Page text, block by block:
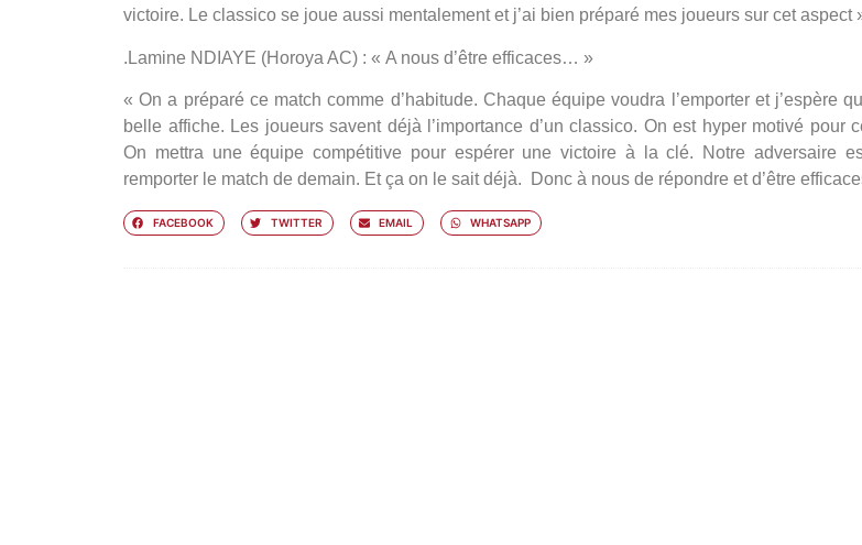
victoire. Le classico se joue aussi mentalement et j’ai bien préparé mes joueurs sur cet aspect
. Lamine NDIAYE (Horoya AC) : « A nous d’être efficaces… »
« On a préparé ce match comme d’habitude. Chaque équipe voudra l’emporter et j’espère
belle affiche. Les joueurs savent déjà l’importance d’un classico. On est hyper motivé pour
On mettra une équipe compétitive pour espérer une victoire à la clé. Notre adversaire
remporter le match de demain. Et ça on le sait déjà. Donc à nous de répondre et d’être
FACEBOOK TWITTER EMAIL WHATSAPP